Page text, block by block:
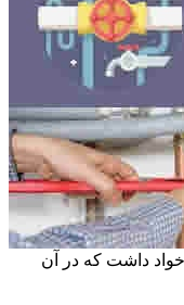
داشت که در آن